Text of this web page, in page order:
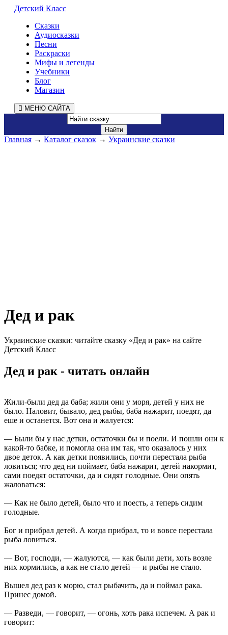
Детский Класс
Сказки
Аудиосказки
Песни
Раскраски
Мифы и легенды
Учебники
Блог
Магазин
МЕНЮ САЙТА
Главная → Каталог сказок → Украинские сказки
Дед и рак
Украинские сказки: читайте сказку «Дед и рак» на сайте
Детский Класс
Дед и рак - читать онлайн
Жили-были дед да баба; жили они у моря, детей у них не
было. Наловит, бывало, дед рыбы, баба нажарит, поедят, да
еше и останется. Вот она и жалуется:
— Были бы у нас детки, остаточки бы и поели. И пошли они к
какой-то бабке, и помогла она им так, что оказалось у них
двое деток. А как детки появились, почти перестала рыба
ловиться; что дед ни поймает, баба нажарит, детей накормит,
сами поедят остаточки, да и сидят голодные. Они опять
жаловаться:
— Как не было детей, было что и поесть, а теперь сидим
голодные.
Бог и прибрал детей. А когда прибрал, то и вовсе перестала
рыба ловиться.
— Вот, господи, — жалуются, — как были дети, хоть возле
них кормились, а как не стало детей — и рыбы не стало.
Вышел дед раз к морю, стал рыбачить, да и поймал рака.
Принес домой.
— Разведи, — говорит, — огонь, хоть рака испечем. А рак и
говорит: